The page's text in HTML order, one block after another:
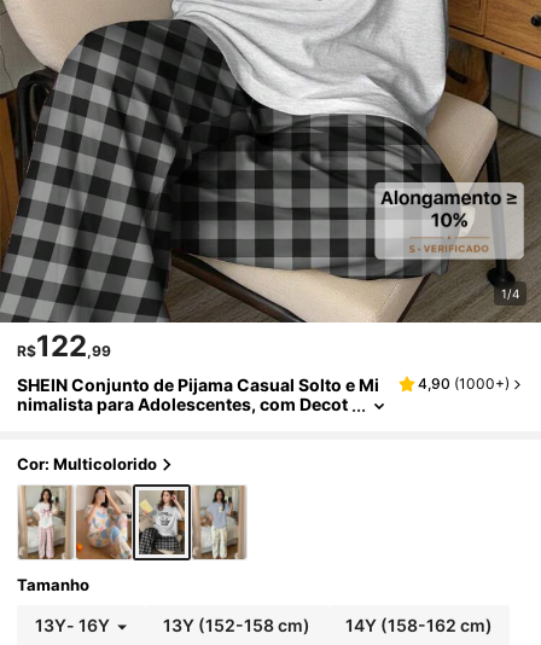
1/4
R$122,99
SHEIN Conjunto de Pijama Casual Solto e Mi
nimalista para Adolescentes, com Decot
Verão
4,90 (1000+)
Cor: Multicolorido
Tamanho
13Y- 16Y 13Y (152-158 cm) 14Y (158-162 cm)